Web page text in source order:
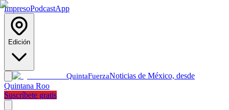
ImpresoPodcastApp
Edición
QuintaFuerzaNoticias de México, desde
Quintana Roo
Suscríbete gratis